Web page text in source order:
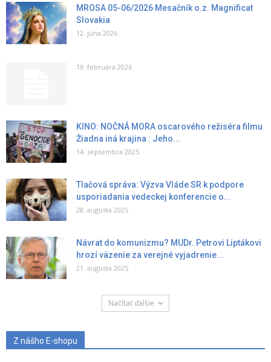
MROSA 05-06/2026 Mesačník o.z. Magnificat
Slovakia
12. júna 2026
19. februára 2026
KINO: NOČNÁ MORA oscarového režiséra filmu
Žiadna iná krajina : Jeho...
14. septembra 2025
Tlačová správa: Výzva Vláde SR k podpore
usporiadania vedeckej konferencie o...
28. augusta 2025
Návrat do komunizmu? MUDr. Petrovi Liptákovi
hrozí väzenie za verejné vyjadrenie...
21. augusta 2025
Načítať ďalšie
Z nášho E-shopu